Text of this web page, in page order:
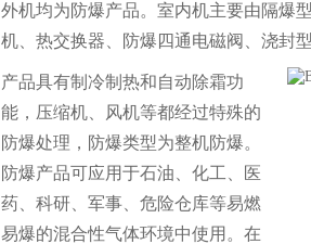
外机均为防爆产品。室内机主要由隔爆
机、热交换器、防爆四通电磁阀、浇封
产品具有制冷制热和自动除霜功
能，压缩机、风机等都经过特殊的
防爆处理，防爆类型为整机防爆。
防爆产品可应用于石油、化工、医
药、科研、军事、危险仓库等易燃
易爆的混合性气体环境中使用。在